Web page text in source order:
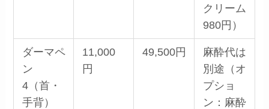
クリーム
980円）
ダーマペ
ン
4（首・
手背）
11,000
円
49,500円
麻酔代は
別途（オ
プショ
ン：麻酔